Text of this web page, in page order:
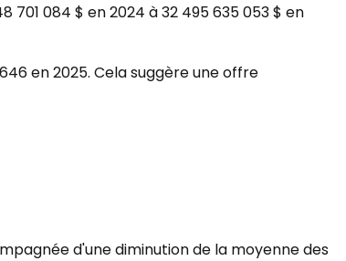
084 $ en 2024 à 32 495 635 053 $ en
en 2025. Cela suggère une offre
d'une diminution de la moyenne des